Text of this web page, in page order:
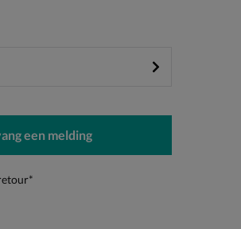
een melding